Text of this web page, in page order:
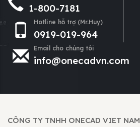
1-800-7181
Hotline hỗ trợ (Mr.Huy)
0919-019-964
Email cho chúng tôi
info@onecadvn.com
CÔNG TY TNHH ONECAD VIET NAM